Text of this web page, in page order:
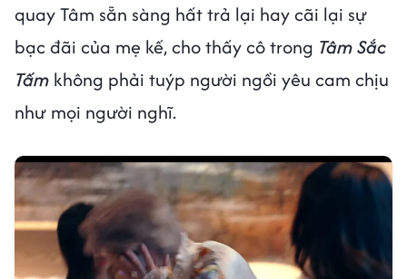
quay Tâm sẵn sàng hất trả lại hay cãi lại sự
bạc đãi của mẹ kế, cho thấy cô trong Tâm Sắc
Tấm không phải tuýp người ngồi yêu cam chịu
như mọi người nghĩ.